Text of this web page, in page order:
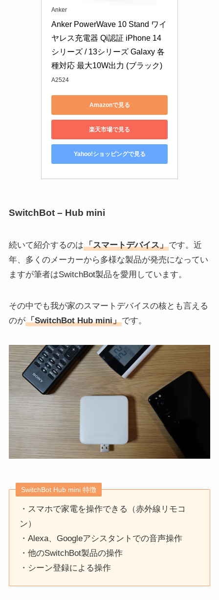
Anker
Anker PowerWave 10 Stand ワイ
ヤレス充電器 Qi認証 iPhone 14
シリーズ / 13シリーズ Galaxy 各
種対応 最大10W出力 (ブラック)
A2524
Amazonで見る
楽天市場で見る
Yahoo!ショッピングで見る
SwitchBot – Hub mini
続いて紹介するのは「スマートデバイス」です。近
年、多くのメーカーから多様な製品が発売になってい
ますが筆者はSwitchBot製品を愛用しています。
その中でも我が家のスマートデバイスの核とも言える
のが「SwitchBot Hub mini」です。
SwitchBot Hub mini 特徴
・スマホで家電を操作できる（赤外線リモコ
ン）
・Alexa、Googleアシスタントでの音声操作
・他のSwitchBot製品の操作
・シーン登録による操作